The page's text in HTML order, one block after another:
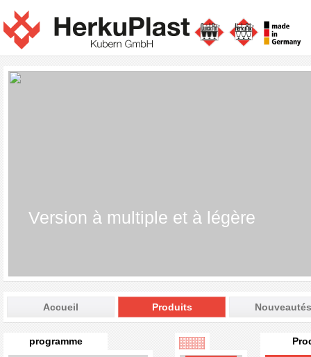
Version à multiple et à légère
Accueil Produits Nouveautés
programme